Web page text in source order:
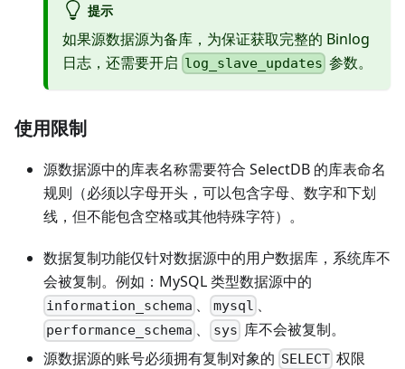
提示
如果源数据源为备库，为保证获取完整的 Binlog
日志，还需要开启 log_slave_updates 参数。
使用限制
源数据源中的库表名称需要符合 SelectDB 的库表命名
规则（必须以字母开头，可以包含字母、数字和下划
线，但不能包含空格或其他特殊字符）。
数据复制功能仅针对数据源中的用户数据库，系统库不
会被复制。例如：MySQL 类型数据源中的
information_schema 、 mysql 、
performance_schema 、 sys 库不会被复制。
源数据源的账号必须拥有复制对象的 SELECT 权限